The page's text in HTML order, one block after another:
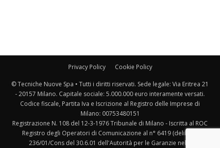
Privacy Policy Cookie Policy
© Tecniche Nuove Spa • Tutti i diritti riservati. Sede legale: Via Eritrea 21
- 20157 Milano. Capitale sociale: 5.000.000 euro interamente versati.
Codice fiscale, Partita Iva e Iscrizione al Registro delle Imprese di
Milano: 00753480151
Registrazione N. 108 del 12-3-1976 Tribunale di Milano - Iscritta al ROC
Registro degli Operatori di Comunicazione al n° 6419 (delibera
236/01/Cons del 30.6.01 dell'Autorità per le Garanzie nelle